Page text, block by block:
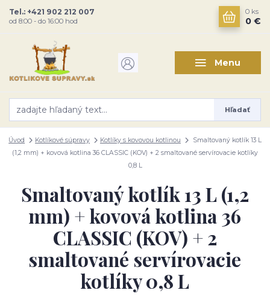
Menu
Hľadať
Tel.: +421 902 212 007
od 8:00 - do 16:00 hod
0 ks
0 €
Úvod Kotlíkové súpravy Kotlíky s kovovou kotlinou
Smaltovaný kotlík 13 L
(1,2 mm) + kovová kotlina 36 CLASSIC (KOV) + 2 smaltované servírovacie kotlíky
0,8 L
Smaltovaný kotlík 13 L (1,2
mm) + kovová kotlina 36
CLASSIC (KOV) + 2
smaltované servírovacie
kotlíky 0,8 L